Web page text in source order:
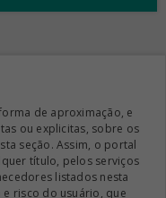
de aproximação, e
ou explicitas, sobre os
seção. Assim, o portal
título, pelos serviços
listados nesta
risco do usuário, que